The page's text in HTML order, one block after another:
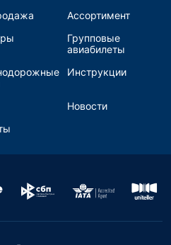
Ассортимент
Групповые
авиабилеты
Инструкции
Новости